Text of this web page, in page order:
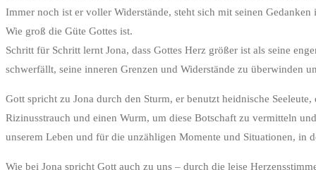
Immer noch ist er voller Widerstände, steht sich mit seinen
Wie groß die Güte Gottes ist.
Schritt für Schritt lernt Jona, dass Gottes Herz größer ist als seine
schwerfällt, seine inneren Grenzen und Widerstände zu überwinden
Gott spricht zu Jona durch den Sturm, er benutzt heidnische
Rizinusstrauch und einen Wurm, um diese Botschaft zu vermitteln
unserem Leben und für die unzähligen Momente und Situationen, in
Wie bei Jona spricht Gott auch zu uns – durch die leise